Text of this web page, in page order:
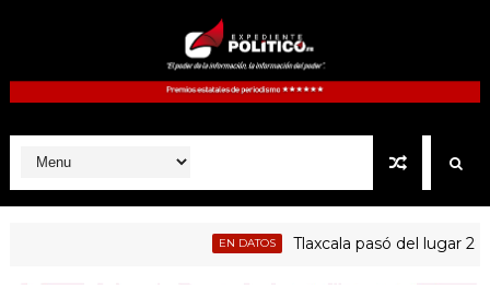
EN DATOS Tlaxcala pasó del lugar 28 al